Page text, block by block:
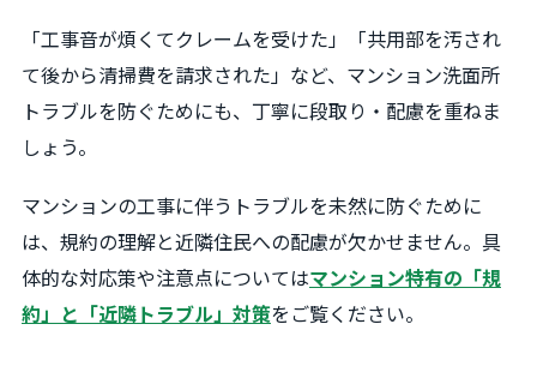
「工事音が煩くてクレームを受けた」「共用部を汚され
て後から清掃費を請求された」など、マンション洗面所
トラブルを防ぐためにも、丁寧に段取り・配慮を重ねま
しょう。
マンションの工事に伴うトラブルを未然に防ぐために
は、規約の理解と近隣住民への配慮が欠かせません。具
体的な対応策や注意点についてはマンション特有の「規
約」と「近隣トラブル」対策をご覧ください。